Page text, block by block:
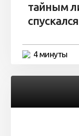
тайным
4 минуты